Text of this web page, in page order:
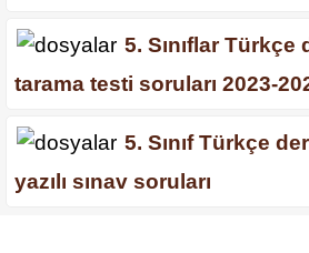
5. Sınıflar Türkçe
tarama testi soruları 2023-
5. Sınıf Türkçe
yazılı sınav soruları